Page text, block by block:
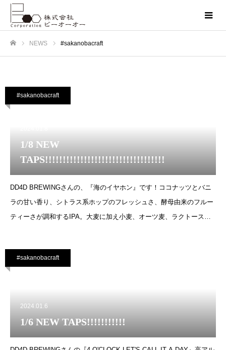
NEWS #sakanobacraft
#sakanobacraft
1/8 NEW
TAPS!!!!!!!!!!!!!!!!!!!!!!!!!!!!!!!!!!
DD4D BREWINGさんの、『海のイヤホン』です！ココナッツとバニ
ラの甘い香り、シトラス系ホップのフレッシュさ、酵母由来のフルー
ティーさが調和するIPA。大麦に加え小麦、オーツ麦、ラクトースも
#sakanobacraft
2024.01.6
1/6 NEW TAPS!!!!!!!!!!!